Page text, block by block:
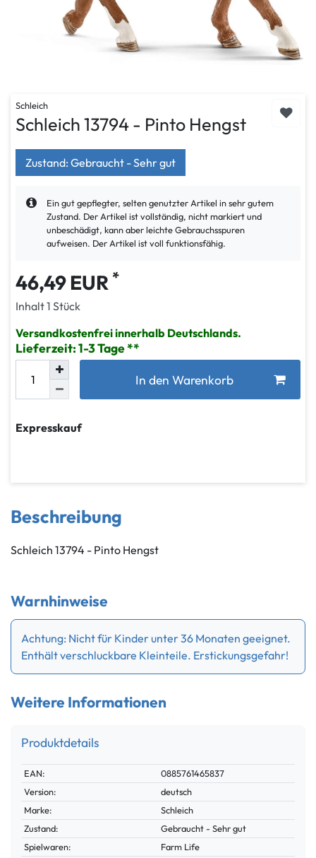
Schleich
Schleich 13794 - Pinto Hengst
Zustand: Gebraucht - Sehr gut
Ein gut gepflegter, selten genutzter Artikel in sehr gutem
Zustand. Der Artikel ist vollständig, nicht markiert und
unbeschädigt, kann aber leichte Gebrauchsspuren
aufweisen. Der Artikel ist voll funktionsfähig.
46,49 EUR *
Inhalt1 Stück
Versandkostenfrei innerhalb Deutschlands.
Lieferzeit: 1-3 Tage
In den Warenkorb
Expresskauf
Beschreibung
Schleich 13794 - Pinto Hengst
Warnhinweise
Achtung: Nicht für Kinder unter 36 Monaten geeignet.
Enthält verschluckbare Kleinteile. Erstickungsgefahr!
Weitere Informationen
Produktdetails
Technisches
Merkmal
Wert
EAN:
0885761465837
Version:
deutsch
Marke:
Schleich
Zustand:
Gebraucht - Sehr gut
Spielwaren:
Farm Life